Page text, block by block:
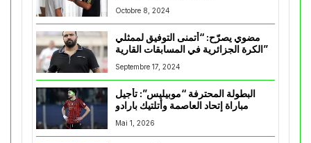
Octobre 8, 2024
مضوي يصرّح: “أتمنى التوفيق لممثلي
الكرة الجزائرية في المسابقات القارية”
Septembre 17, 2024
البطولة المحترفة “موبيليس”: تأجيل
مباراة إتحاد العاصمة وأتلتيك بارادو
Mai 1, 2026